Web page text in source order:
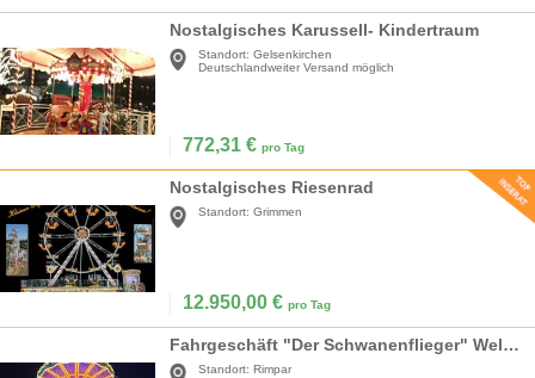
Nostalgisches Karussell- Kindertraum
Standort: Gelsenkirchen
Deutschlandweiter Versand möglich
772,31 € pro Tag
Nostalgisches Riesenrad
Standort: Grimmen
12.950,00 € pro Tag
Fahrgeschäft "Der Schwanenflieger" Wellenflieger, Kettenkarussell
Standort: Rimpar